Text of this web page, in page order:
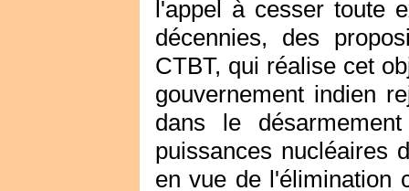
l'appel à cesser toute
décennies, des
CTBT, qui réalise cet
gouvernement indien
dans le
puissances nucléaires
en vue de l'élimination